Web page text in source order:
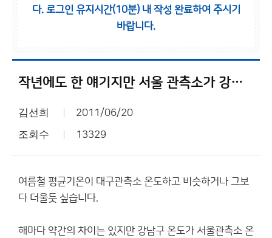
다. 로그인 유지시간(10분) 내 작성 완료하여 주시기
바랍니다.
작년에도 한 얘기지만 서울 관측소가 강남에 있다면?
김선희 2011/06/20
조회수 13329
여름철 평균기온이 대구관측소 온도하고 비슷하거나 그보
다 더울듯 싶습니다.
해마다 약간의 차이는 있지만 강남구 온도가 서울관측소 온